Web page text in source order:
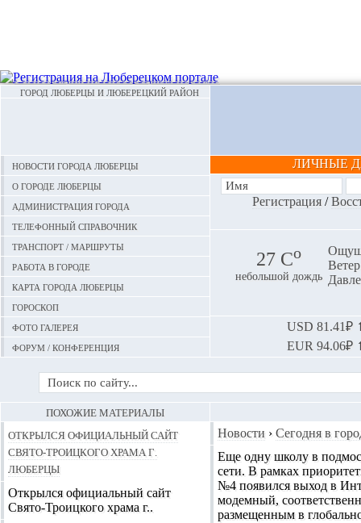
ГОРОД ЛЮБЕРЦЫ И ЛЮБЕРЕЦКИЙ РАЙОН
Новости города Люберцы
О городе Люберцы
Администрация города
Телефонный справочник
Транспорт / маршруты
Работа в городе
Карта города Люберцы
Гороскоп
Фото галерея
Форум / конференция
ЛИЧНЫЕ
Регистрация/
27 Сo
небольшой дождь
USD 81.41₽
EUR 94.06₽
Новости › Сегодня в
Еще одну школу в
сети. В рамках
№4 появился выход в
модемный,
размещенным в
ПОХОЖИЕ МАТЕРИАЛЫ
Открылся официальный сайт
Свято-Троицкого храма г.
Люберцы
Открылся официальный сайт
Свято-Троицкого храма г..